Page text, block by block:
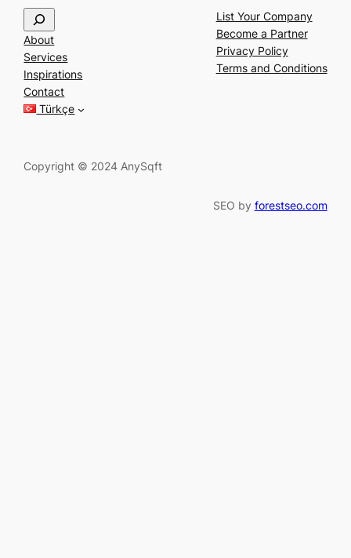
e
a
r
c
h
About
Services
Inspirations
Contact
Türkçe
List Your Company
Become a Partner
Privacy Policy
Terms and Conditions
Copyright © 2024 AnySqft
SEO by forestseo.com